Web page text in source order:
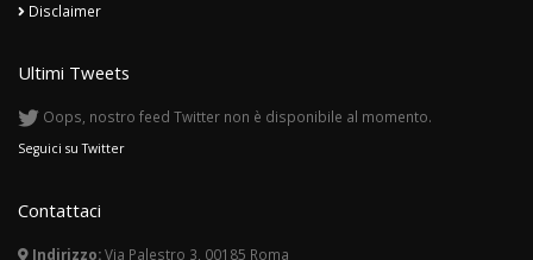
Disclaimer
Ultimi Tweets
Oops, nostro feed Twitter non è disponibile al momento.
Seguici su Twitter
Contattaci
Indirizzo:Via Palestro 3, 00185 Roma